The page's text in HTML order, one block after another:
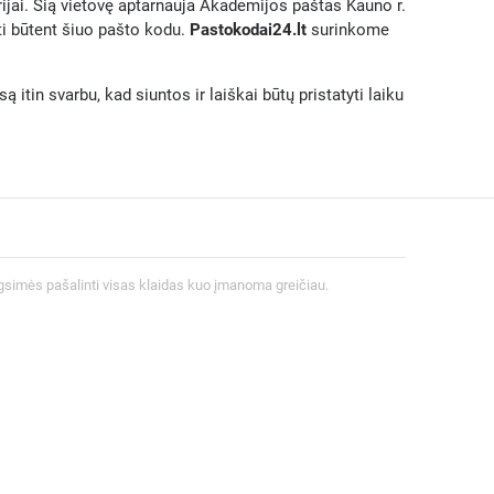
Šią vietovę aptarnauja Akademijos paštas Kauno r.
būtent šiuo pašto kodu. Pastokodai24.lt surinkome
itin svarbu, kad siuntos ir laiškai būtų pristatyti laiku
pašalinti visas klaidas kuo įmanoma greičiau.